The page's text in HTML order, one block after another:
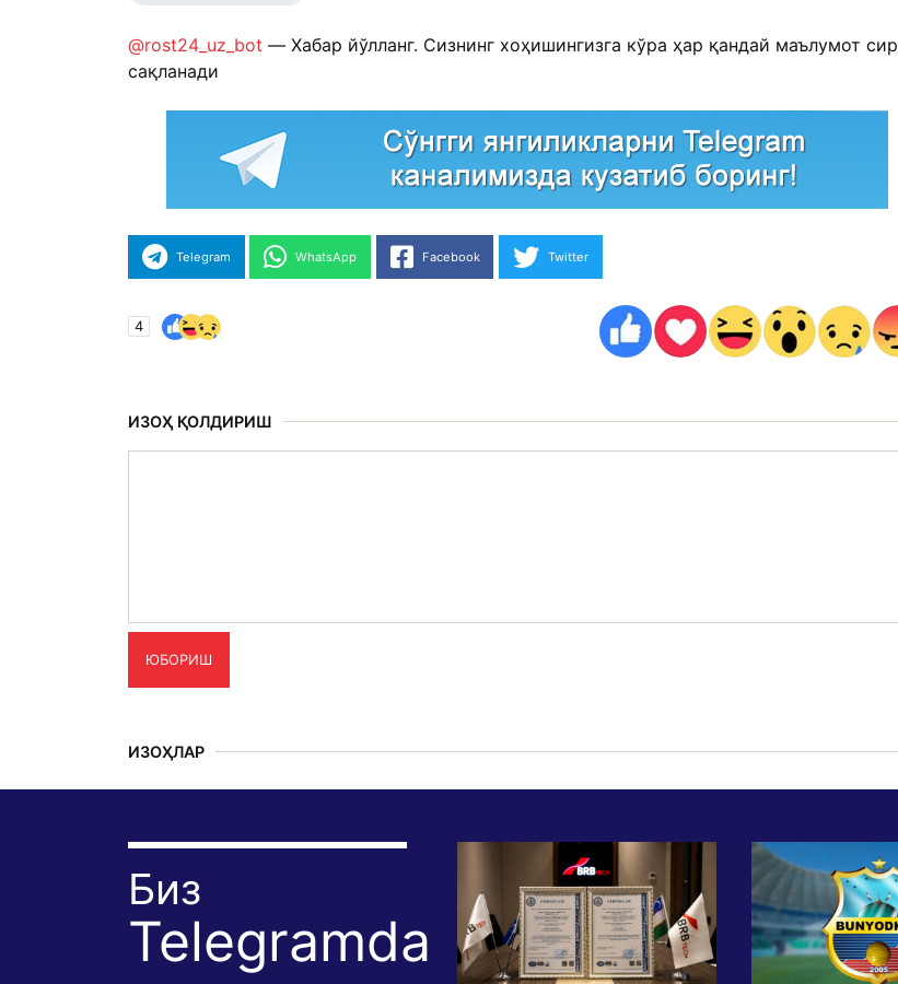
@rost24_uz_bot — Хабар йўлланг. Сизнинг хоҳишингизга кўра ҳар қандай маълумот сир
сақланади
Telegram WhatsApp Facebook Twitter
4
ИЗОҲ ҚОЛДИРИШ
ЮБОРИШ
ИЗОҲЛАР
Биз
Telegramda